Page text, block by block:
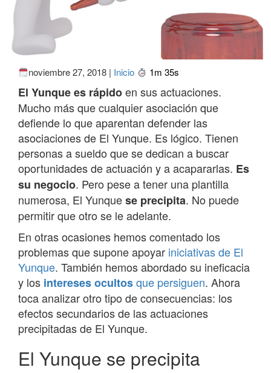
noviembre 27, 2018 | Inicio 1m 35s
El Yunque es rápidoen sus actuaciones.
Mucho más que cualquier asociación que
defiende lo que aparentan defender las
asociaciones de El Yunque. Es lógico. Tienen
personas a sueldo que se dedican a buscar
oportunidades de actuación y a acapararlas. Es
su negocio. Pero pese a tener una plantilla
numerosa, El Yunquese precipita. No puede
permitir que otro se le adelante.
En otras ocasiones hemos comentado los
problemas que supone apoyar iniciativas de El
Yunque. También hemos abordado su ineficacia
y los intereses ocultosque persiguen. Ahora
toca analizar otro tipo de consecuencias: los
efectos secundarios de las actuaciones
precipitadas de El Yunque.
El Yunque se precipita